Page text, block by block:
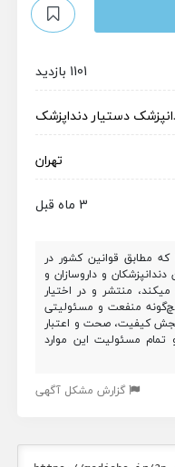
1101 بازدید
دستیار دنداپزشک
تهران
3 ماه قبل
که مطابق قوانین کشور در
و داروسازان و
منتشر و در اختیار
منفعت و مسئولیتی
کیفیت، صحت و اعتبار
تمام مسئولیت این موارد
گزارش مشکل آگهی